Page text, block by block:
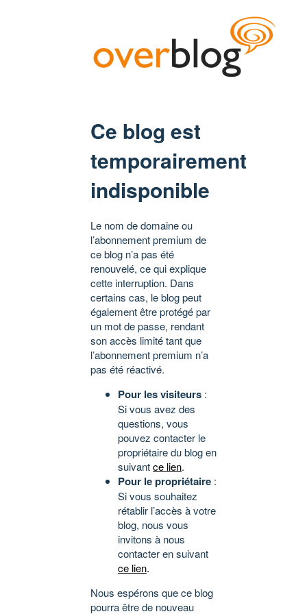
Ce blog est
temporairement
indisponible
Le nom de domaine ou
l’abonnement premium de
ce blog n’a pas été
renouvelé, ce qui explique
cette interruption. Dans
certains cas, le blog peut
également être protégé par
un mot de passe, rendant
son accès limité tant que
l’abonnement premium n’a
pas été réactivé.
Pour les visiteurs :
Si vous avez des
questions, vous
pouvez contacter le
propriétaire du blog en
suivantce lien.
Pour le propriétaire :
Si vous souhaitez
rétablir l’accès à votre
blog, nous vous
invitons à nous
contacter en suivant
ce lien.
Nous espérons que ce blog
pourra être de nouveau